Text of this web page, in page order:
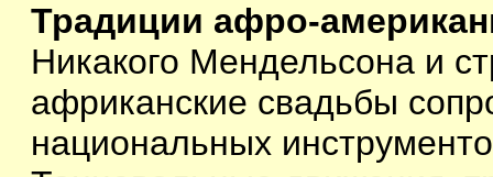
Традиции афро-
Никакого Мендельсона и
африканские свадьбы
национальных